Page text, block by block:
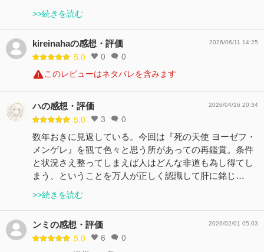
>>続きを読む
kireinahaの感想・評価
5.0 0 0
2026/06/11 14:25
このレビューはネタバレを含みます
ハの感想・評価
5.0 3 0
2026/04/16 20:34
数年おきに見返している。今回は『死の天使 ヨーゼフ・
メンゲレ』を観て色々と思う所があっての再鑑賞。条件
と状況さえ整ってしまえば人はどんな非道も為し得てし
まう、ということを万人が正しく認識して肝に銘じ…
>>続きを読む
ンミの感想・評価
5.0 6 0
2026/02/01 05:03